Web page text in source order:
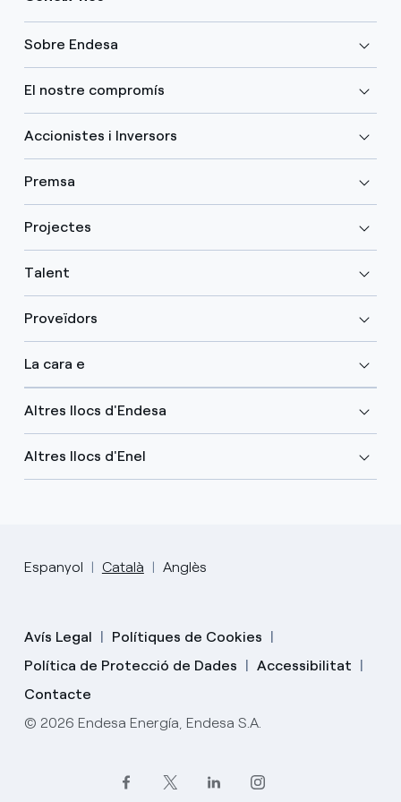
Sobre Endesa
El nostre compromís
Accionistes i Inversors
Premsa
Projectes
Talent
Proveïdors
La cara e
Altres llocs d'Endesa
Altres llocs d'Enel
Espanyol Català Anglès
Avís Legal
Polítiques de Cookies
Política de Protecció de Dades
Accessibilitat
Contacte
© 2026 Endesa Energía, Endesa S.A.